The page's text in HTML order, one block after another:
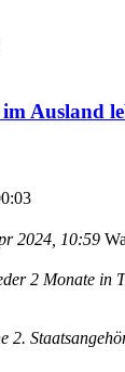
Ausland
2024, 10:59
2 Monate in
2.